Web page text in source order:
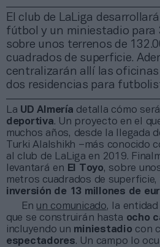
El club de LaLiga
fútbol y un miniestadio para
sobre unos terrenos de
cuadrados de superficie.
centralizarán allí las
dos residencias para
La UD Almería detalla cómo será
deportiva. Un proyecto en el
muchos años, desde la llegada
Turki Alalshikh –más conocido
al club de LaLiga en 2019.
levantará en El Toyo, sobre
metros cuadrados de superficie,
inversión de 13 millones de
En un comunicado, la
que se construirán hasta ocho
incluyendo un miniestadio con
espectadores. Un campo lo